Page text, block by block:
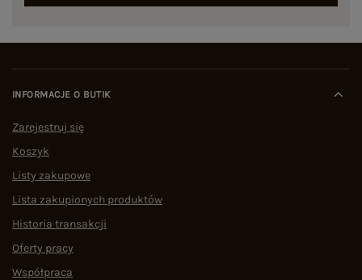
INFORMACJE O BUTIK
Zarejestruj się
Koszyk
Listy zakupowe
Lista zakupionych produktów
Historia transakcji
Oferty pracy
Współpraca